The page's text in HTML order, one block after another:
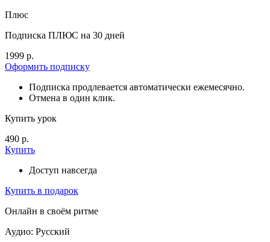
Плюс
Подписка ПЛЮС на 30 дней
1999 р.
Оформить подписку
Подписка продлевается автоматически ежемесячно.
Отмена в один клик.
Купить урок
490 р.
Купить
Доступ навсегда
Купить в подарок
Онлайн в своём ритме
Аудио: Русский